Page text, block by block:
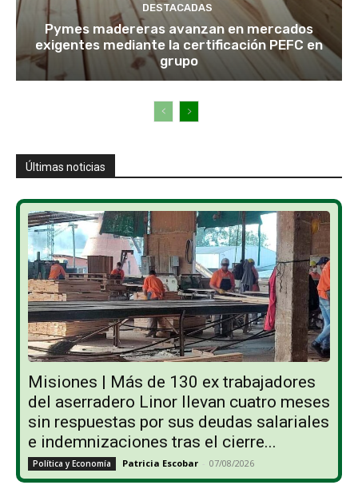
DESTACADAS
Pymes madereras avanzan en mercados
exigentes mediante la certificación PEFC en
grupo
Últimas noticias
Misiones | Más de 130 ex trabajadores
del aserradero Linor llevan cuatro meses
sin respuestas por sus deudas salariales
e indemnizaciones tras el cierre...
Política y Economía Patricia Escobar - 07/08/2026